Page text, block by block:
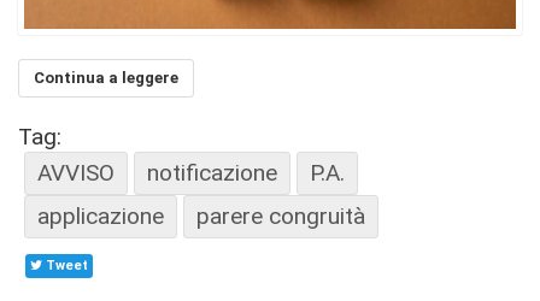
Continua a leggere
Tag:
AVVISO
notificazione
P.A.
applicazione
parere congruità
Tweet